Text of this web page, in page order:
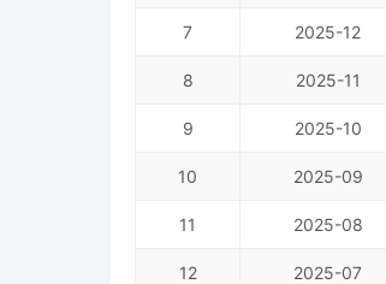
7 2025-12
8 2025-11
9 2025-10
10 2025-09
11 2025-08
12 2025-07